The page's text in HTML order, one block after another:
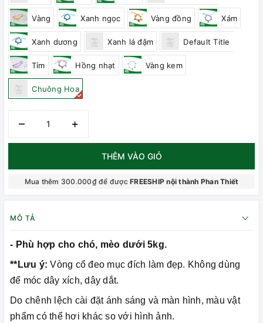
Vàng Xanh ngọc Vàng đồng Xám
Xanh dương Xanh lá đậm Default Title
Tím Hồng nhạt Vàng kem
Chuông Hoa
– +
THÊM VÀO GIỎ
Mua thêm 300.000₫ để đượcFREESHIP nội thành Phan Thiết
MÔ TẢ
- Phù hợp cho chó, mèo dưới 5kg.
**Lưu ý:Vòng cổ đeo mục đích làm đẹp. Không dùng
để móc dây xích, dây dắt.
Do chênh lệch cài đặt ánh sáng và màn hình, màu vật
phẩm có thể hơi khác so với hình ảnh.